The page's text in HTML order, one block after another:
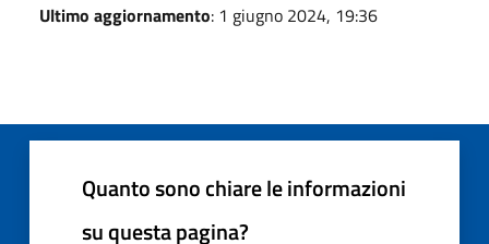
Ultimo aggiornamento: 1 giugno 2024, 19:36
Quanto sono chiare le informazioni
su questa pagina?